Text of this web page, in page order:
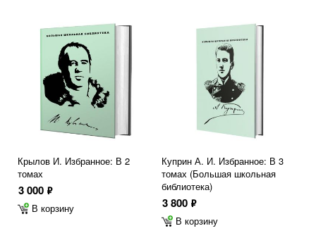
Крылов И. Избранное: В 2
томах
3 000 ф
В корзину
Куприн А. И. Избранное: В 3
томах (Большая школьная
библиотека)
3 800 ф
В корзину